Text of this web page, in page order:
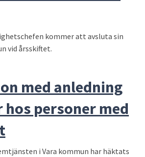
kommer att avsluta sin
vid årsskiftet.
med anledning
personer med
i Vara kommun har häktats